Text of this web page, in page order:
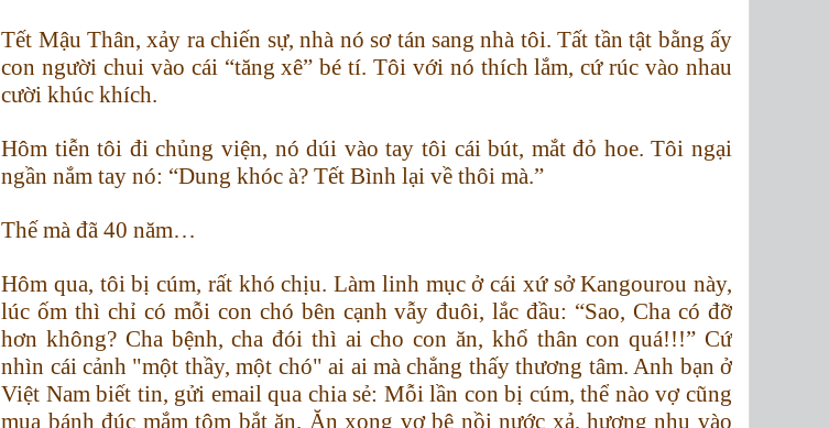
Tết Mậu Thân, xảy ra chiến sự, nhà nó sơ tán sang nhà tôi. Tất tần tật bằng ấy
con người chui vào cái “tăng xê” bé tí. Tôi với nó thích lắm, cứ rúc vào nhau
cười khúc khích.
Hôm tiễn tôi đi chủng viện, nó dúi vào tay tôi cái bút, mắt đỏ hoe. Tôi ngại
ngần nắm tay nó: “Dung khóc à? Tết Bình lại về thôi mà.”
Thế mà đã 40 năm…
Hôm qua, tôi bị cúm, rất khó chịu. Làm linh mục ở cái xứ sở Kangourou này,
lúc ốm thì chỉ có mỗi con chó bên cạnh vẫy đuôi, lắc đầu: “Sao, Cha có đỡ
hơn không? Cha bệnh, cha đói thì ai cho con ăn, khổ thân con quá!!!” Cứ
nhìn cái cảnh "một thầy, một chó" ai ai mà chẳng thấy thương tâm. Anh bạn ở
Việt Nam biết tin, gửi email qua chia sẻ: Mỗi lần con bị cúm, thể nào vợ cũng
mua bánh đúc mắm tôm bắt ăn. Ăn xong vợ bê nồi nước xả, hương nhu vào